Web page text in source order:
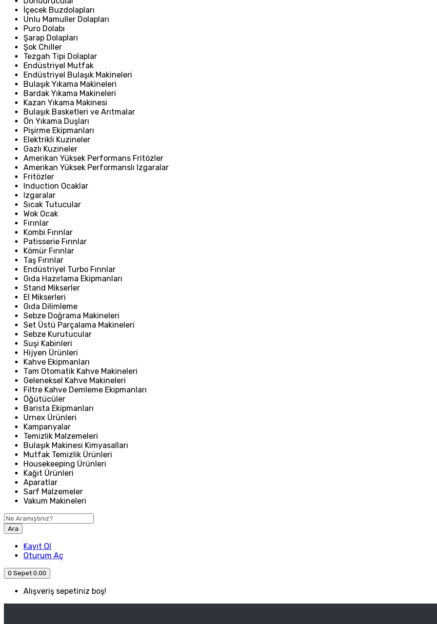
İçecek Buzdolapları
Unlu Mamuller Dolapları
Puro Dolabı
Şarap Dolapları
Şok Chiller
Tezgah Tipi Dolaplar
Endüstriyel Mutfak
Endüstriyel Bulaşık Makineleri
Bulaşık Yıkama Makineleri
Bardak Yıkama Makineleri
Kazan Yıkama Makinesi
Bulaşık Basketleri ve Arıtmalar
Ön Yıkama Duşları
Pişirme Ekipmanları
Elektrikli Kuzineler
Gazlı Kuzineler
Amerikan Yüksek Performans Fritözler
Amerikan Yüksek Performanslı Izgaralar
Fritözler
Induction Ocaklar
Izgaralar
Sıcak Tutucular
Wok Ocak
Fırınlar
Kombi Fırınlar
Patisserie Fırınlar
Kömür Fırınlar
Taş Fırınlar
Endüstriyel Turbo Fırınlar
Gıda Hazırlama Ekipmanları
Stand Mikserler
El Mikserleri
Gıda Dilimleme
Sebze Doğrama Makineleri
Set Üstü Parçalama Makineleri
Sebze Kurutucular
Suşi Kabinleri
Hijyen Ürünleri
Kahve Ekipmanları
Tam Otomatik Kahve Makineleri
Geleneksel Kahve Makineleri
Filtre Kahve Demleme Ekipmanları
Öğütücüler
Barista Ekipmanları
Urnex Ürünleri
Kampanyalar
Temizlik Malzemeleri
Bulaşık Makinesi Kimyasalları
Mutfak Temizlik Ürünleri
Housekeeping Ürünleri
Kağıt Ürünleri
Aparatlar
Sarf Malzemeler
Vakum Makineleri
Ara
Kayıt Ol
Oturum Aç
0 Sepet 0.00
Alışveriş sepetiniz boş!